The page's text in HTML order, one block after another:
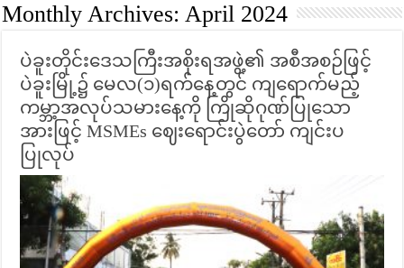
Monthly Archives:April 2024
ပဲခူးတိုင်းဒေသကြီးအစိုးရအဖွဲ့၏ အစီအစဉ်ဖြင့်
ပဲခူးမြို့၌ မေလ(၁)ရက်နေ့တွင် ကျရောက်မည့်
ကမ္ဘာ့အလုပ်သမားနေ့ကို ကြိုဆိုဂုဏ်ပြုသော
အားဖြင့် MSMEs ဈေးရောင်းပွဲတော် ကျင်းပ
ပြုလုပ်